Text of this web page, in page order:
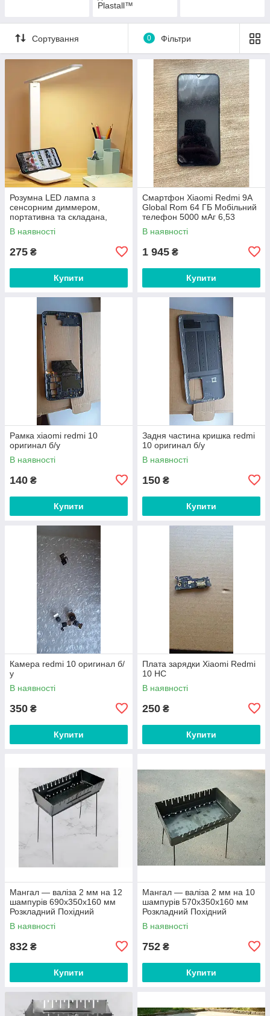
Plastall™
Сортування 0 Фільтри
Розумна LED лампа з
сенсорним диммером,
портативна та складана,
живлення від USB, ідеально
підходить для читання,
В наявності
275 ₴
Купити
Смартфон Xiaomi Redmi 9A
Global Rom 64 ГБ Мобільний
телефон 5000 мАг 6,53
дюйми MTK Helio G25 Octa
Core 13MP бу
В наявності
1 945 ₴
Купити
Рамка xiaomi redmi 10
оригинал б/у
В наявності
140 ₴
Купити
Задня частина кришка redmi
10 оригинал б/у
В наявності
150 ₴
Купити
Камера redmi 10 оригинал б/
у
В наявності
350 ₴
Купити
Плата зарядки Xiaomi Redmi
10 HC
В наявності
250 ₴
Купити
Мангал — валіза 2 мм на 12
шампурів 690х350х160 мм
Розкладний Похідний
В наявності
832 ₴
Купити
Мангал — валіза 2 мм на 10
шампурів 570х350х160 мм
Розкладний Похідний
В наявності
752 ₴
Купити